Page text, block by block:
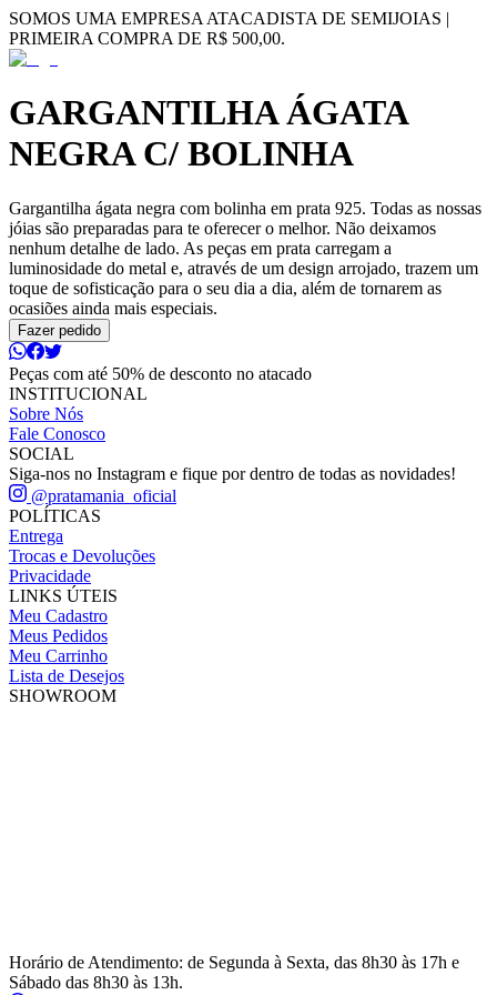
SOMOS UMA EMPRESA ATACADISTA DE SEMIJOIAS |
PRIMEIRA COMPRA DE R$ 500,00.
GARGANTILHA ÁGATA
NEGRA C/ BOLINHA
Gargantilha ágata negra com bolinha em prata 925. Todas as nossas
jóias são preparadas para te oferecer o melhor. Não deixamos
nenhum detalhe de lado. As peças em prata carregam a
luminosidade do metal e, através de um design arrojado, trazem um
toque de sofisticação para o seu dia a dia, além de tornarem as
ocasiões ainda mais especiais.
Fazer pedido
Peças com até 50% de desconto no atacado
INSTITUCIONAL
Sobre Nós
Fale Conosco
SOCIAL
Siga-nos no Instagram e fique por dentro de todas as novidades!
@pratamania_oficial
POLÍTICAS
Entrega
Trocas e Devoluções
Privacidade
LINKS ÚTEIS
Meu Cadastro
Meus Pedidos
Meu Carrinho
Lista de Desejos
SHOWROOM
Horário de Atendimento: de Segunda à Sexta, das 8h30 às 17h e
Sábado das 8h30 às 13h.